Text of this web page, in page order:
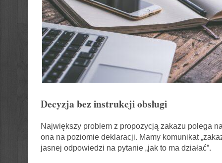
Decyzja bez instrukcji obsługi
Największy problem z propozycją zakazu polega
ona na poziomie deklaracji. Mamy komunikat
jasnej odpowiedzi na pytanie „jak to ma działać”.